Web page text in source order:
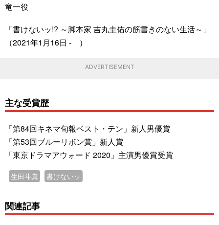
竜一役
「書けないッ!? ～脚本家 吉丸圭佑の筋書きのない生活～」
（2021年1月16日 - ）
ADVERTISEMENT
主な受賞歴
「第84回キネマ旬報ベスト・テン」新人男優賞
「第53回ブルーリボン賞」新人賞
「東京ドラマアウォード 2020」主演男優賞受賞
生田斗真 書けないッ
関連記事